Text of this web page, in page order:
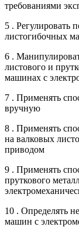
требованиями
5 . Регулировать
листогибочных
6 .
листового и
машинах с
7 . Применять
вручную
8 . Применять
на валковых
приводом
9 . Применять
пруткового
10 . Определять
машин с